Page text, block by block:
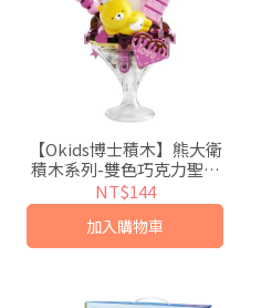
【Okids博士積木】熊大衛
積木系列-雙色巧克力聖代
杯(造景積木/公仔玩具/療
癒小物)
NT$144
加入購物車